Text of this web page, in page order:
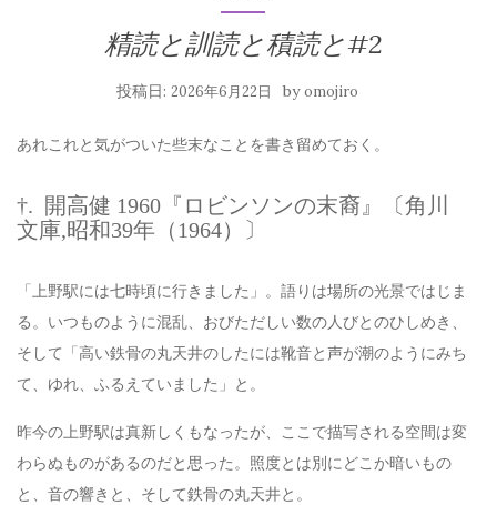
精読と訓読と積読と#2
投稿日: 2026年6月22日 byomojiro
あれこれと気がついた些末なことを書き留めておく。
†. 開高健 1960『ロビンソンの末裔』〔角川
文庫,昭和39年（1964）〕
「上野駅には七時頃に行きました」。語りは場所の光景ではじま
る。いつものように混乱、おびただしい数の人びとのひしめき、
そして「高い鉄骨の丸天井のしたには靴音と声が潮のようにみち
て、ゆれ、ふるえていました」と。
昨今の上野駅は真新しくもなったが、ここで描写される空間は変
わらぬものがあるのだと思った。照度とは別にどこか暗いもの
と、音の響きと、そして鉄骨の丸天井と。